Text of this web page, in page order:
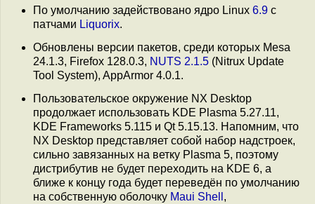
По умолчанию задействовано ядро Linux 6.9 с
патчами Liquorix.
Обновлены версии пакетов, среди которых Mesa
24.1.3, Firefox 128.0.3, NUTS 2.1.5 (Nitrux Update
Tool System), AppArmor 4.0.1.
Пользовательское окружение NX Desktop
продолжает использовать KDE Plasma 5.27.11,
KDE Frameworks 5.115 и Qt 5.15.13. Напомним, что
NX Desktop представляет собой набор надстроек,
сильно завязанных на ветку Plasma 5, поэтому
дистрибутив не будет переходить на KDE 6, а
ближе к концу года будет переведён по умолчанию
на собственную оболочку Maui Shell ,